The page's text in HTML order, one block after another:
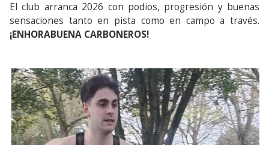
El club arranca 2026 con podios, progresión y buenas
sensaciones tanto en pista como en campo a través.
¡ENHORABUENA CARBONEROS!